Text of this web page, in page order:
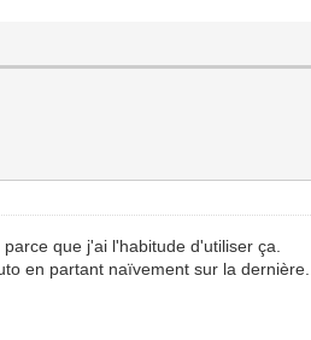
que j'ai l'habitude d'utiliser ça.
en partant naïvement sur la dernière.